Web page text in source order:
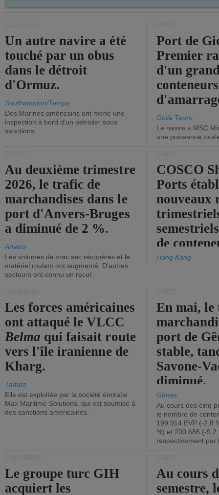
Un autre navire a été
touché par un obus
dans le détroit
d'Ormuz.
Southampton/Tampa
Des Marines américains ont mené une
inspection à bord d'un pétrolier sous
sanctions.
Port de
Premier
d'un
Gioia Tauro
Le navire « MSC
une puissance
Au deuxième trimestre
2026, le trafic de
marchandises dans le
port d'Anvers-Bruges
a diminué de 2 %.
Anvers
Les volumes de vrac sec récupérés et le
matériel roulant ont augmenté. D'autres
secteurs ont connu un recul.
COSCO
Ports
nouveaux
de
Hong Kong
Les forces américaines
ont attaqué le VLCC
Belma qui faisait route
vers l'île iranienne de
Kharg.
Tampa
Elle est exploitée par la société émiratie
Max Maritime Solutions, qui est soumise à
des sanctions américaines.
En mai, le
port de
stable,
Savone-
diminué.
Gênes
Au cours des cinq
le nombre de
199 914 EVP (-2,8
%) et 200 686 (-9,2
respectivement par
Le groupe turc GIH
acquiert les
Au cours
semestre,